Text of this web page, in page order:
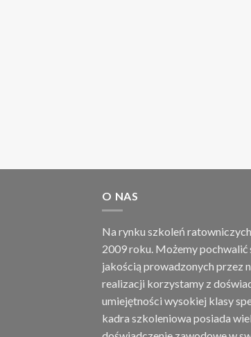
O NAS
Na rynku szkoleń
2009 roku. Możemy pochwalić
jakością prowadzonych przez
realizacji korzystamy z
umiejętności wysokiej klasy
kadra szkoleniowa posiada